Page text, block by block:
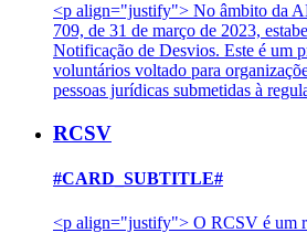
<p align="justify"> No âmbito da
709, de 31 de março de 2023,
Notificação de Desvios. Este é um
voluntários voltado para
pessoas jurídicas submetidas à
RCSV
#CARD_SUBTITLE#
<p align="justify"> O RCSV é um